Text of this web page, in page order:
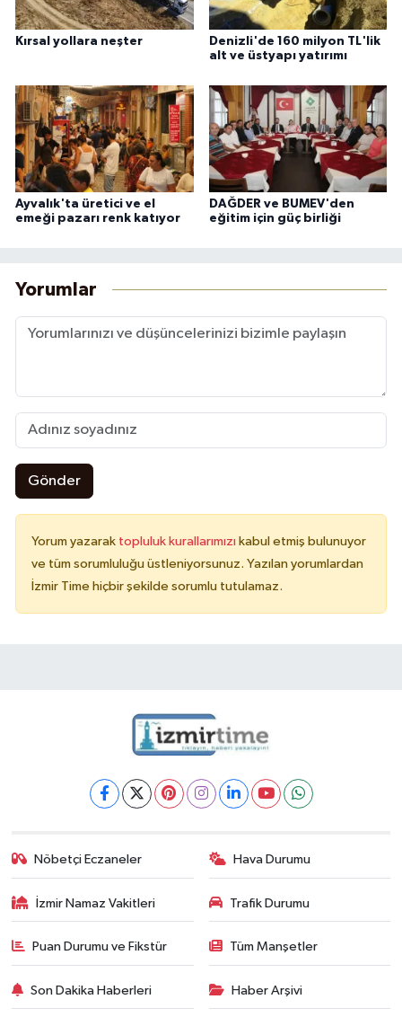
Kırsal yollara neşter
Denizli'de 160 milyon TL'lik
alt ve üstyapı yatırımı
Ayvalık'ta üretici ve el
emeği pazarı renk katıyor
DAĞDER ve BUMEV'den
eğitim için güç birliği
Yorumlar
Gönder
Yorum yazarak topluluk kurallarımızı kabul etmiş bulunuyor
ve tüm sorumluluğu üstleniyorsunuz. Yazılan yorumlardan
İzmir Time hiçbir şekilde sorumlu tutulamaz.
Nöbetçi Eczaneler Hava Durumu
İzmir Namaz Vakitleri Trafik Durumu
Puan Durumu ve Fikstür Tüm Manşetler
Son Dakika Haberleri Haber Arşivi